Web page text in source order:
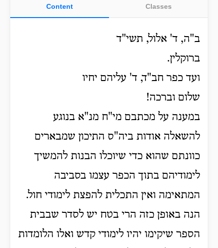
Content Classes
ב"ה, ד' אלול, תשי"ד
ברוקלין.
ועד כפר חב"ד, ד' עליהם יחיו
שלום וברכה!
במענה על מכתבם מי"ח מנ"א בנוגע
להשאלה אודות ביה"ס התיכון שמבארים
כוונתם שהוא כדי שיוכלו הבנות להמשיך
לימודיהם בתוך הכפר עצמו בסביבה
המתאימה ואין התכלית להפצת לימודי חול.
הנה באופן כזה הרי בטח יש לסדר שבבית
הספר שיקימו יהיו לימודי קדש ואלו הלומדות